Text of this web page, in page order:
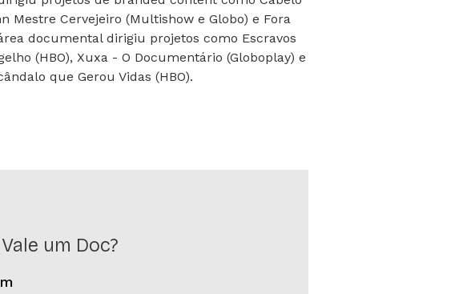
Mestre Cervejeiro (Multishow e Globo) e Fora
documental dirigiu projetos como Escravos
(HBO), Xuxa - O Documentário (Globoplay) e
que Gerou Vidas (HBO).
um Doc?